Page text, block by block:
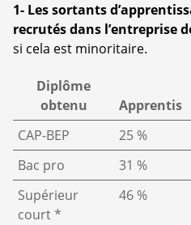
1- Les sortants
recrutés dans l’entreprise
si cela est minoritaire.
Diplôme
obtenu
Apprentis
CAP-BEP
25 %
Bac pro
31 %
Supérieur
court *
46 %